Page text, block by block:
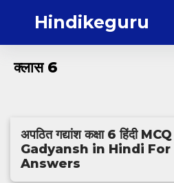
Hindikeguru
क्लास 6
अपठित गद्यांश कक्षा 6 हिंदी
Gadyansh in Hindi
Answers